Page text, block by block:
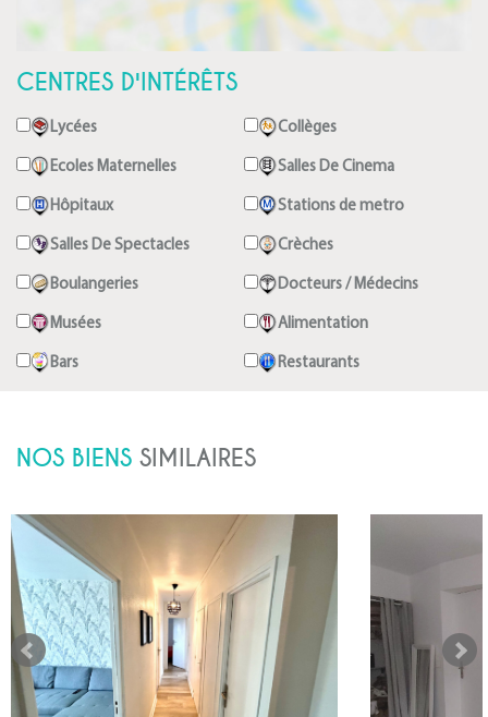
CENTRES D'INTÉRÊTS
Lycées Collèges
Ecoles Maternelles Salles De Cinema
Hôpitaux Stations de metro
Salles De Spectacles Crèches
Boulangeries Docteurs / Médecins
Musées Alimentation
Bars Restaurants
NOS BIENS SIMILAIRES